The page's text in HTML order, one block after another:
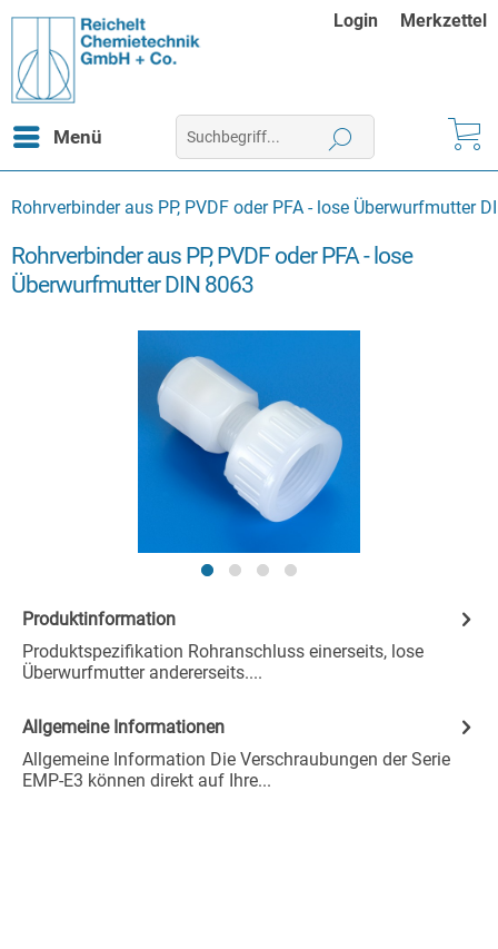
Login Merkzettel
Menü
Rohrverbinder aus PP, PVDF oder PFA - lose Überwurfmutter
Rohrverbinder aus PP, PVDF oder PFA - lose
Überwurfmutter DIN 8063
Produktinformation
Produktspezifikation Rohranschluss einerseits, lose
Überwurfmutter andererseits....
Allgemeine Informationen
Allgemeine Information Die Verschraubungen der Serie
EMP-E3 können direkt auf Ihre...